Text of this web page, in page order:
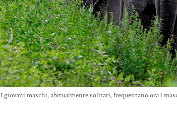
I giovani maschi, abitualmente solitari, frequentano ora i